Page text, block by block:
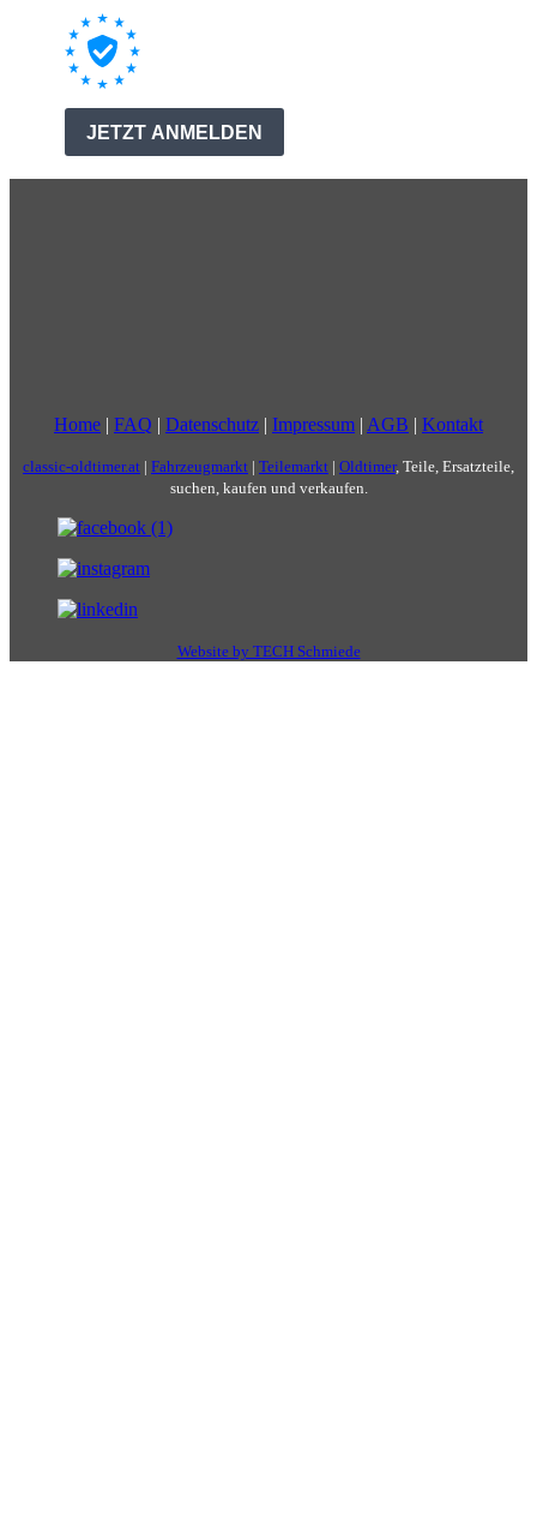
Home | FAQ | Datenschutz | Impressum | AGB | Kontakt
classic-oldtimer.at | Fahrzeugmarkt | Teilemarkt | Oldtimer, Teile, Ersatzteile,
suchen, kaufen und verkaufen.
Website by TECH Schmiede